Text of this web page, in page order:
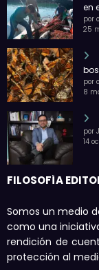
en
por
25
por
8
por
14
FILOSOFÍA
Somos un medio
como una
rendición de
protección al